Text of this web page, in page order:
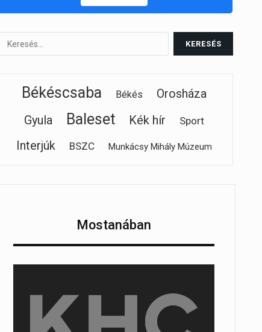
Békéscsaba Békés
Orosháza
Gyula
Baleset Kék hír Sport
Interjúk BSZC Munkácsy Mihály Múzeum
Mostanában